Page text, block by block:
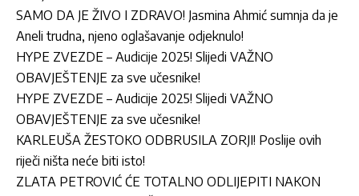
SAMO DA JE ŽIVO I ZDRAVO! Jasmina Ahmić sumnja da je
Aneli trudna, njeno oglašavanje odjeknulo!
HYPE ZVEZDE – Audicije 2025! Slijedi VAŽNO
OBAVJEŠTENJE za sve učesnike!
HYPE ZVEZDE – Audicije 2025! Slijedi VAŽNO
OBAVJEŠTENJE za sve učesnike!
KARLEUŠA ŽESTOKO ODBRUSILA ZORJI! Poslije ovih
riječi ništa neće biti isto!
ZLATA PETROVIĆ ĆE TOTALNO ODLIJEPITI NAKON